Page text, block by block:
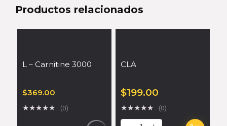
Productos relacionados
L – Carnitine 3000
$369.00
★★★★★ (0)
CLA
$199.00
★★★★★ (0)